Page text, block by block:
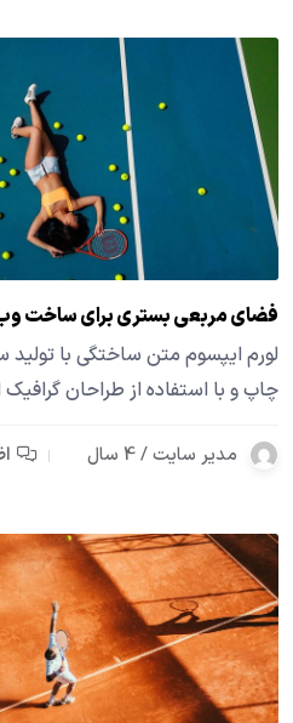
فضای مربعی بستری برای ساخت
لورم ایپسوم متن ساختگی با
چاپ و با استفاده از طراحان
مدیر سایت / 4 سال